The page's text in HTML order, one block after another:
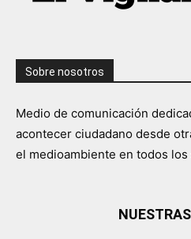
Sobre nosotros
Medio de comunicación
acontecer ciudadano desde
el medioambiente en todos los